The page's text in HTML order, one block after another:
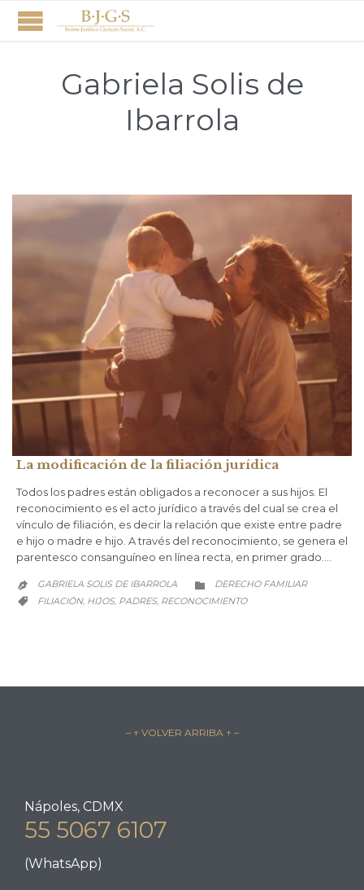
Gabriela Solis de
Ibarrola
La modificación de la filiación jurídica
Todos los padres están obligados a reconocer a sus hijos. El
reconocimiento es el acto jurídico a través del cual se crea el
vínculo de filiación, es decir la relación que existe entre padre
e hijo o madre e hijo. A través del reconocimiento, se genera el
parentesco consanguíneo en línea recta, en primer grado….
 GABRIELA SOLIS DE IBARROLA  CATEGORY
DERECHO FAMILIAR
 CATEGORY
FILIACIÓN, HIJOS, PADRES, RECONOCIMIENTO
– ↑ VOLVER ARRIBA ↑ –
Nápoles, CDMX
55 5067 6107
(WhatsApp)